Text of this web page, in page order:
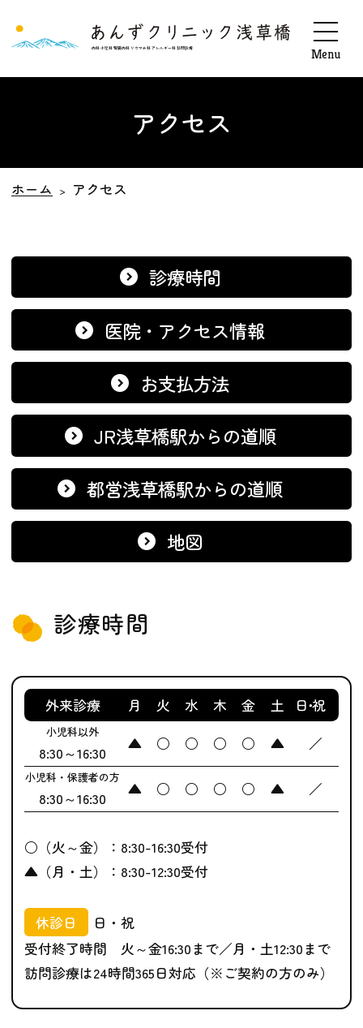
ス 内科 小児科 腎臓内科 リウマチ科 アレルギー科 訪問診療
ホーム アクセス
アクセス
診療時間
医院・アクセス情報
お支払方法
JR浅草橋駅からの道順
都営浅草橋駅からの道順
地図
診療時間
外来診療 月 火 水 木 金 土 日･祝
小児科以外
8:30～16:30 ▲ ○ ○ ○ ○ ▲ ／
小児科・保護者の方
8:30～16:30 ▲ ○ ○ ○ ○ ▲ ／
○（火～金）：8:30-16:30受付
▲（月・土）：8:30-12:30受付
休診日
日・祝
受付終了時間 火～金16:30まで／月・土12:30まで
訪問診療は24時間365日対応（※ご契約の方のみ）